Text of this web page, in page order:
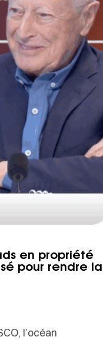
en propriété
pour rendre la
l’océan